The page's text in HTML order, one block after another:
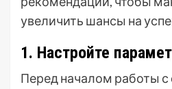
увеличить шансы на
1. Настройте
Перед началом работы с